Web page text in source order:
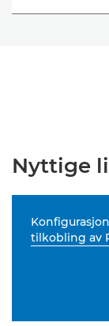
Nyttige
tilkobling av